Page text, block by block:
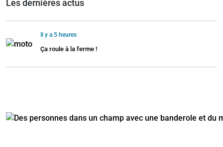
Les dernières actus
Il y a 5 heures
Ça roule à la ferme !